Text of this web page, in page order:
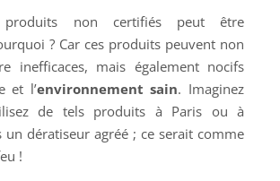
produits non certifiés peut être
? Car ces produits peuvent non
inefficaces, mais également nocifs
et l’environnement sain. Imaginez
de tels produits à Paris ou à
un dératiseur agréé ; ce serait comme
!